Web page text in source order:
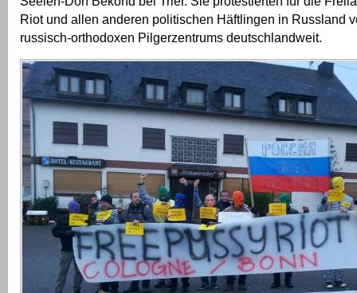
Riot und allen anderen politischen Häftlingen in Russland
russisch-orthodoxen Pilgerzentrums deutschlandweit.